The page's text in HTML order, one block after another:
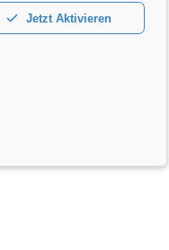
Jetzt Aktivieren